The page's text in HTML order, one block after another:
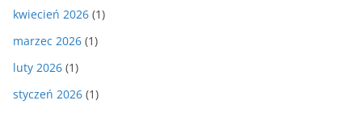
kwiecień 2026 (1)
marzec 2026 (1)
luty 2026 (1)
styczeń 2026 (1)